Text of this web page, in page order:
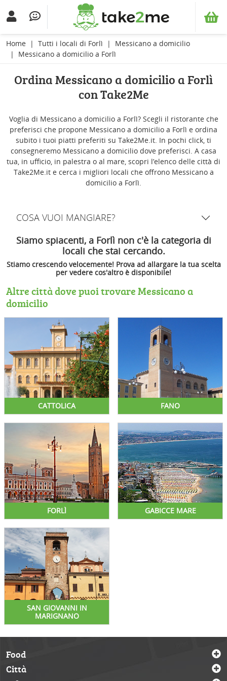
Home Tutti i locali di Forlì
Messicano a domicilio
Messicano a domicilio a Forlì
Ordina Messicano a domicilio a Forlì
con Take2Me
Voglia di Messicano a domicilio a Forlì? Scegli il ristorante che
preferisci che propone Messicano a domicilio a Forlì e ordina
subito i tuoi piatti preferiti su Take2Me.it. In pochi click, ti
consegneremo Messicano a domicilio dove preferisci. A casa
tua, in ufficio, in palestra o al mare, scopri l’elenco delle città di
Take2Me.it e cerca i migliori locali che offrono Messicano a
domicilio a Forlì.
COSA VUOI MANGIARE?
Siamo spiacenti, a Forlì non c'è la categoria di
locali che stai cercando.
Stiamo crescendo velocemente! Prova ad allargare la tua scelta
per vedere cos'altro è disponibile!
Altre città dove puoi trovare Messicano a
domicilio
CATTOLICA FANO
FORLÌ GABICCE MARE
SAN GIOVANNI IN
MARIGNANO
Food
Città